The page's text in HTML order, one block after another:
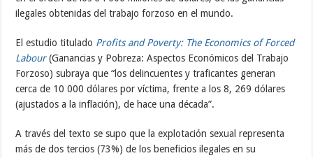
ilegales obtenidas del trabajo forzoso en el mundo.
El estudio titulado Profits and Poverty: The Economics of Forced
Labour(Ganancias y Pobreza: Aspectos Económicos del Trabajo
Forzoso) subraya que “los delincuentes y traficantes generan
cerca de 10 000 dólares por víctima, frente a los 8, 269 dólares
(ajustados a la inflación), de hace una década”.
A través del texto se supo que la explotación sexual representa
más de dos tercios (73%) de los beneficios ilegales en su